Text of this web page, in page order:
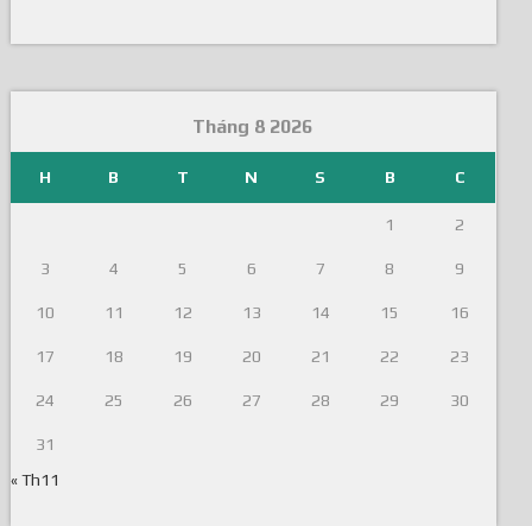
Tháng 8 2026
H B T N S B C
1 2
3 4 5 6 7 8 9
10 11 12 13 14 15 16
17 18 19 20 21 22 23
24 25 26 27 28 29 30
31
« Th11